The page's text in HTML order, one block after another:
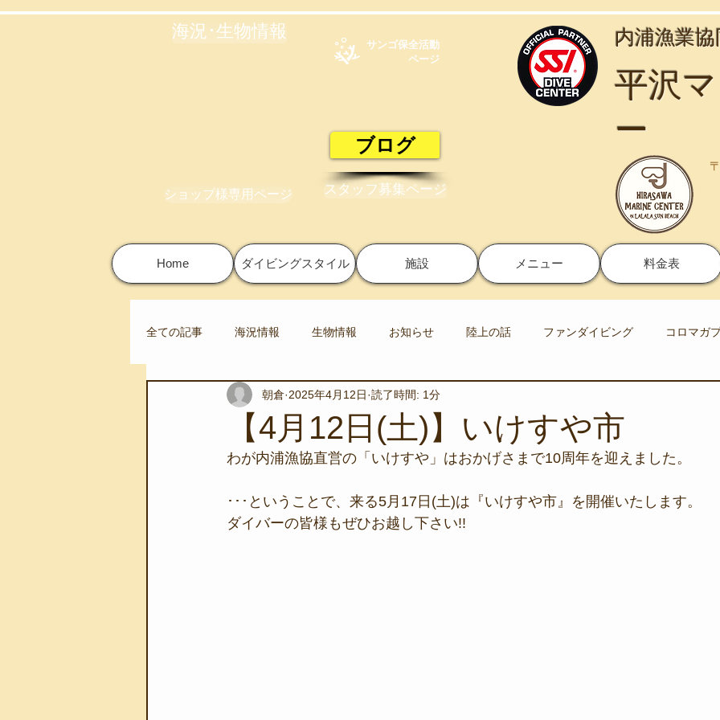
海況･生物情報
サンゴ保全活動​
ページ
ブログ
ショップ様専用ページ スタッフ募集ページ
内浦漁業
平沢
ー
Home ダイビングスタイル 施設 メニュー 料金表
全ての記事 海況情報 生物情報 お知らせ 陸上の話 ファンダイビング コロマガ
スノーケリングツアー 自然環境保全 ワカメの養殖
伊豆半島ジオパーク サンゴの保全活動 取材 作業潜水 いつもとは違う
自然体験学習 バーベキュー スタッフが思うこと
【4月12日(土)】いけすや市
朝倉 2025年4月12日 読了時間: 1分
わが内浦漁協直営の「いけすや」はおかげさまで10周年を迎えました。
･･･ということで、来る5月17日(土)は『いけすや市』を開催いたします。
ダイバーの皆様もぜひお越し下さい!!